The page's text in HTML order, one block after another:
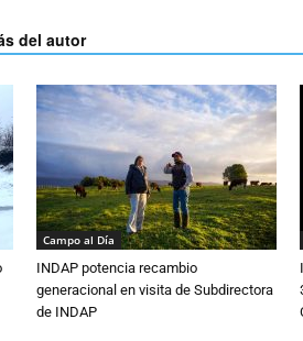
del autor
Campo al Día
INDAP potencia recambio
generacional en visita de Subdirectora
de INDAP